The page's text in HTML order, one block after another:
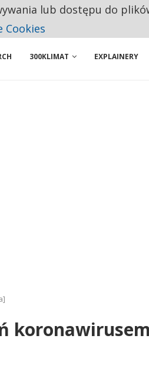
300KLIMAT EXPLAINERY
lub dostępu do
Cookies